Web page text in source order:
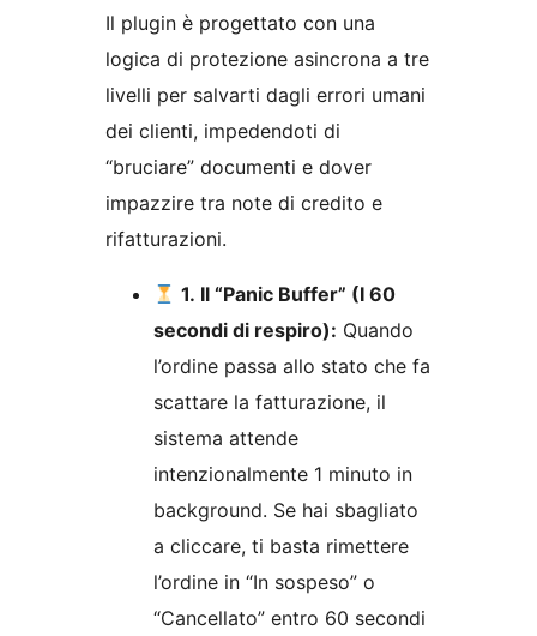
Il plugin è progettato con una
logica di protezione asincrona a tre
livelli per salvarti dagli errori umani
dei clienti, impedendoti di
“bruciare” documenti e dover
impazzire tra note di credito e
rifatturazioni.
1. Il “Panic Buffer” (I 60
secondi di respiro): Quando
l’ordine passa allo stato che fa
scattare la fatturazione, il
sistema attende
intenzionalmente 1 minuto in
background. Se hai sbagliato
a cliccare, ti basta rimettere
l’ordine in “In sospeso” o
“Cancellato” entro 60 secondi